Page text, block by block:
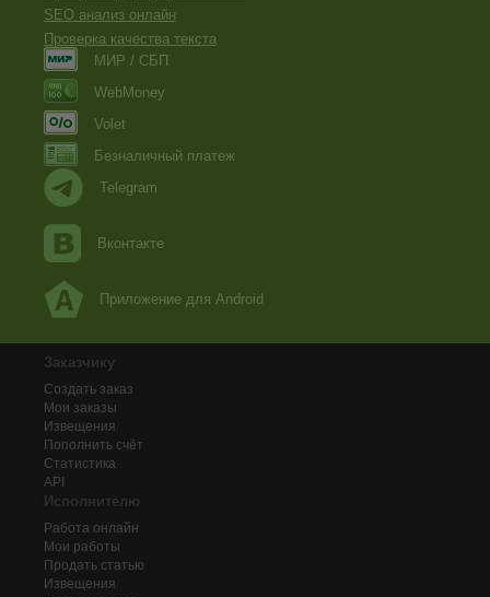
SEO анализ онлайн
Проверка качества текста
МИР / СБП
WebMoney
Volet
Безналичный платеж
Telegram
Вконтакте
Приложение для Android
Заказчику
Создать заказ
Мои заказы
Извещения
Пополнить счёт
Статистика
API
Исполнителю
Работа онлайн
Мои работы
Продать статью
Извещения